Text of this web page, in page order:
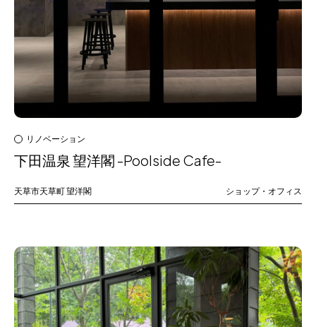
リノベーション
下田温泉 望洋閣 -Poolside Cafe-
天草市天草町望洋閣 ショップ・オフィス